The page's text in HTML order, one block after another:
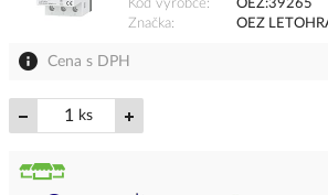
Kód výrobce
OEZ:39265
Značka
OEZ
Cena s DPH
ks